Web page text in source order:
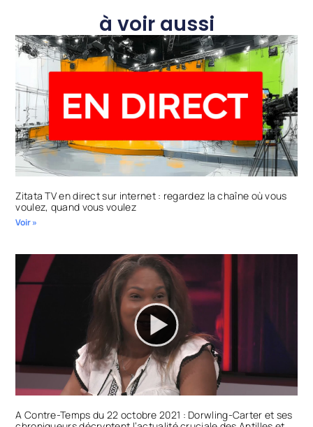
à voir aussi
Zitata TV en direct sur internet : regardez la chaîne où vous
voulez, quand vous voulez
Voir »
A Contre-Temps du 22 octobre 2021 : Dorwling-Carter et ses